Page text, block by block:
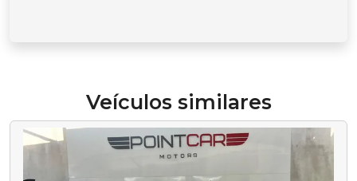
Veículos similares